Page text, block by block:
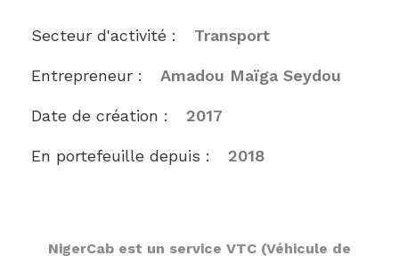
Secteur d'activité : Transport
Entrepreneur : Amadou Maïga Seydou
Date de création : 2017
En portefeuille depuis : 2018
NigerCab est un service VTC (Véhicule de